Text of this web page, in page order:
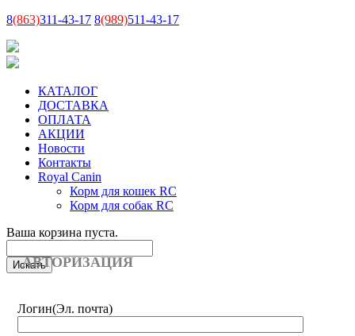
8(863)311-43-17 8(989)511-43-17
КАТАЛОГ
ДОСТАВКА
ОПЛАТА
АКЦИИ
Новости
Контакты
Royal Canin
Корм для кошек RC
Корм для собак RC
Ваша корзина пуста.
АВТОРИЗАЦИЯ
Логин(Эл. почта)